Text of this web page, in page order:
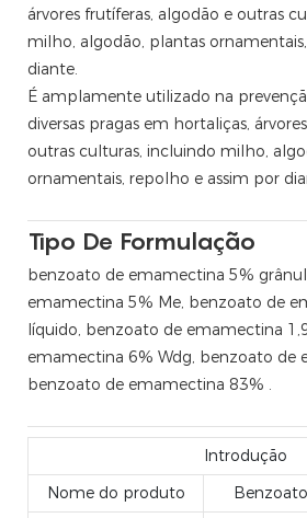
árvores frutíferas, algodão e outras
milho, algodão, plantas
diante.
É amplamente utilizado na
diversas pragas em hortaliças,
outras culturas, incluindo milho,
ornamentais, repolho e assim por
Tipo De Formulação
benzoato de emamectina 5%
emamectina 5% Me, benzoato de
líquido, benzoato de emamectina
emamectina 6% Wdg, benzoato de
benzoato de emamectina 83% .
Introdução
Nome do produto
emamectina, entre em contato
fornecemos ao mercado global
e experiente. Será conveniente para a